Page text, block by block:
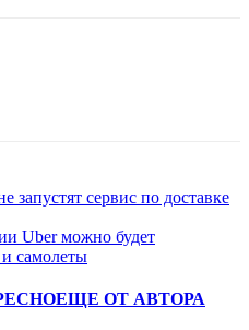
запустят сервис по доставке
Uber можно будет
самолеты
ЕЩЕ ОТ АВТОРА